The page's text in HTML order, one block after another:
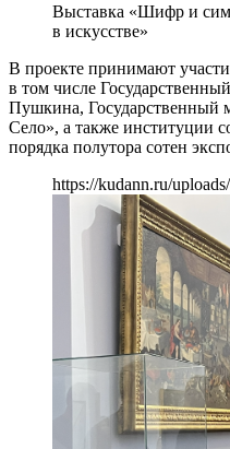
Выставка «Шифр и
в искусстве»
В проекте принимают
в том числе
Пушкина, Государственный
Село», а также институции
порядка полутора сотен
https://kudann.ru/